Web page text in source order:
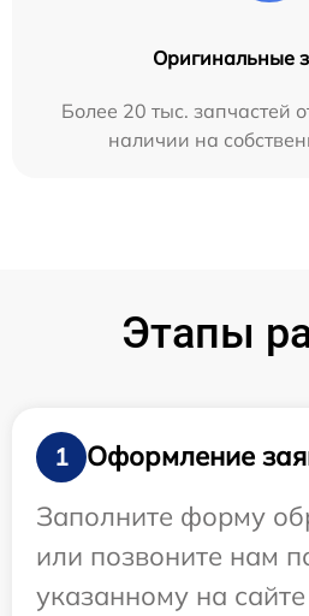
Оригинальные
Более 20 тыс. запчастей
наличии на
Этапы
1
Оформление
Заполните форму
или позвоните нам
указанному на